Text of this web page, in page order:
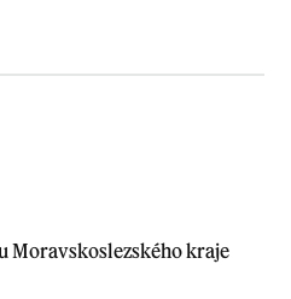
Moravskoslezského kraje